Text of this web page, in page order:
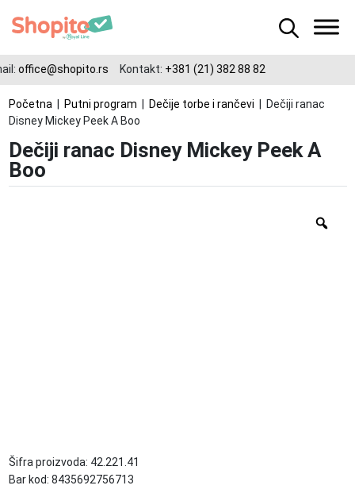
office@shopito.rs Kontakt:+381 (21) 382 88 82
Početna Putni program Dečije torbe i rančevi | Dečiji ranac
Disney Mickey Peek A Boo
Dečiji ranac Disney Mickey Peek A
Boo
Bar kod: 8435692756713
Šifra proizvoda: 42.221.41